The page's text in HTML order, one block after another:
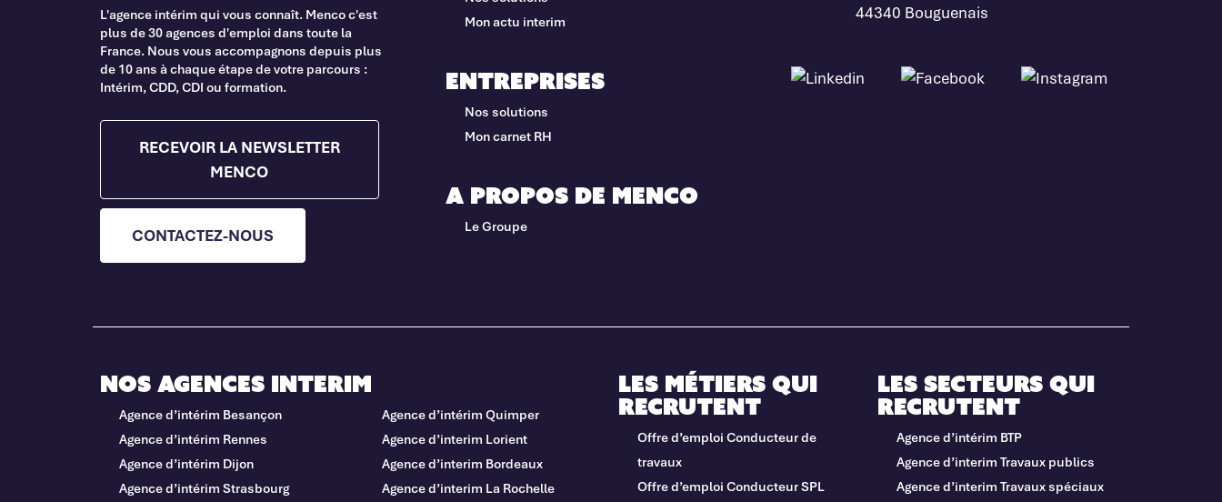
L'agence intérim qui vous connaît. Menco c'est
plus de 30 agences d'emploi dans toute la
France. Nous vous accompagnons depuis plus
de 10 ans à chaque étape de votre parcours :
Intérim, CDD, CDI ou formation.
RECEVOIR LA NEWSLETTER
MENCO
CONTACTEZ-NOUS
Mon actu interim
Entreprises
Nos solutions
Mon carnet RH
A propos de Menco
Le Groupe
44340 Bouguenais
Nos agences interim
Agence d’intérim Besançon
Agence d’intérim Rennes
Agence d’intérim Dijon
Agence d’intérim Strasbourg
Agence d’intérim Quimper
Agence d’interim Lorient
Agence d’interim Bordeaux
Agence d’interim La Rochelle
Les métiers qui
recrutent
Offre d’emploi Conducteur de
travaux
Offre d’emploi Conducteur SPL
Les secteurs qui
recrutent
Agence d’intérim BTP
Agence d’interim Travaux publics
Agence d’interim Travaux spéciaux